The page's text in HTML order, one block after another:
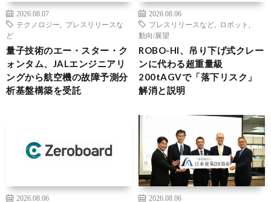
2026.08.07
テクノロジー
プレスリリースな
ど
量子技術のエー・スター・ク
ォンタム、JALエンジニアリ
ングから航空機の故障予測分
析基盤構築を受託
2026.08.06
プレスリリースなど
ロボット
動向/展望
ROBO-HI、吊り下げ式クレー
ンに代わる超重量級
200tAGVで「落下リスク」
解消と説明
2026.08.06
2026.08.06